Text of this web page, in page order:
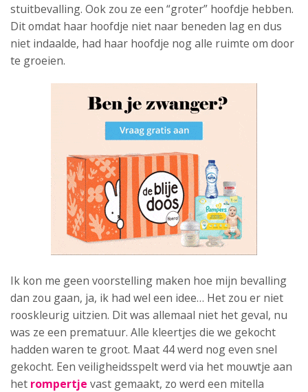
stuitbevalling. Ook zou ze een “groter” hoofdje hebben.
Dit omdat haar hoofdje niet naar beneden lag en dus
niet indaalde, had haar hoofdje nog alle ruimte om door
te groeien.
Ik kon me geen voorstelling maken hoe mijn bevalling
dan zou gaan, ja, ik had wel een idee… Het zou er niet
rooskleurig uitzien. Dit was allemaal niet het geval, nu
was ze een prematuur. Alle kleertjes die we gekocht
hadden waren te groot. Maat 44 werd nog even snel
gekocht. Een veiligheidsspelt werd via het mouwtje aan
het rompertje vast gemaakt, zo werd een mitella